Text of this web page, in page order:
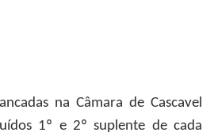
na Câmara de Cascavel
1º e 2º suplente de cada